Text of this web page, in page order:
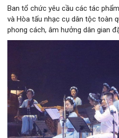
Ban tổ chức yêu cầu các tác
và Hòa tấu nhạc cụ dân tộc toàn
phong cách, âm hưởng dân gian
phối khí mới trên nền tảng làn
Nam, đồng thời phải được trình